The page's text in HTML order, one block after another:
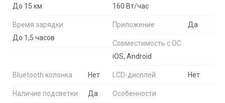
До 15 км
160 Вт/час
Время зарядки
До 1,5 часов
Приложение Да
Совместимость с ОС
iOS, Android
Bluetooth колонка Нет LCD-дисплей Нет
Наличие подсветки Да Особенности